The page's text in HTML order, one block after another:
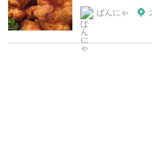
ぱんにゃ